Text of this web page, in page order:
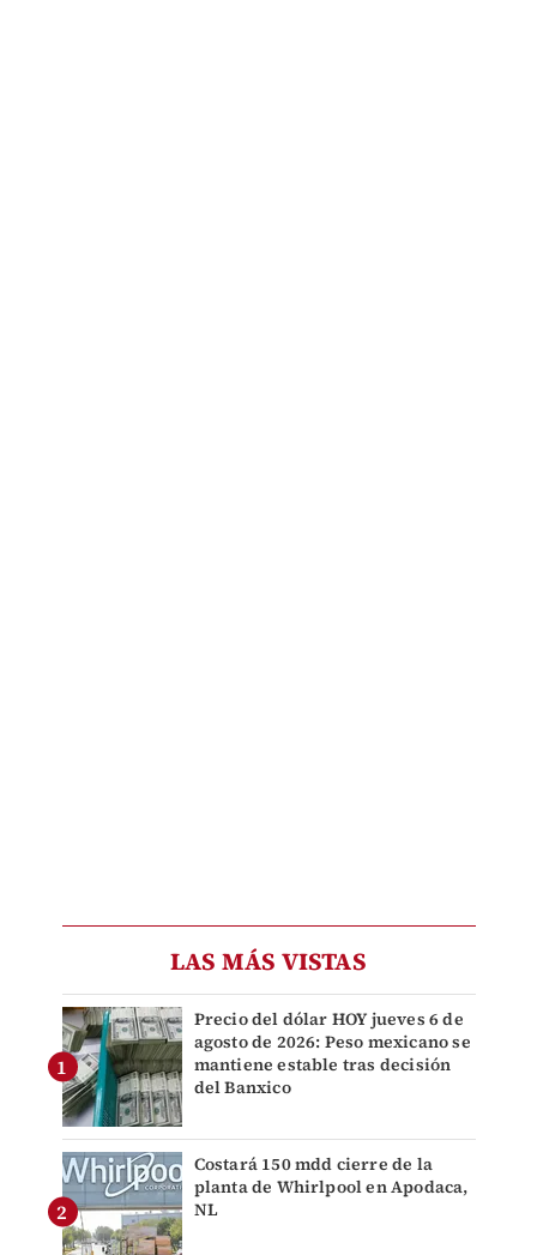
LAS MÁS VISTAS
Precio del dólar HOY jueves 6 de
agosto de 2026: Peso mexicano se
mantiene estable tras decisión
del Banxico
Costará 150 mdd cierre de la
planta de Whirlpool en Apodaca,
NL